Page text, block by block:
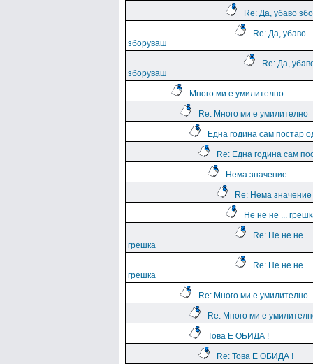
Re: Да, убаво
Re: Да, убаво
зборуваш
Re: Да,
зборуваш
Много ми е умилително
Re: Много ми е умилително
Една година сам постар
Re: Една година сам
Нема значение
Re: Нема значение
Не не не ...
Re: Не не не ...
грешка
Re: Не не не ...
грешка
Re: Много ми е умилително
Re: Много ми е
Това Е ОБИДА !
Re: Това Е ОБИДА !